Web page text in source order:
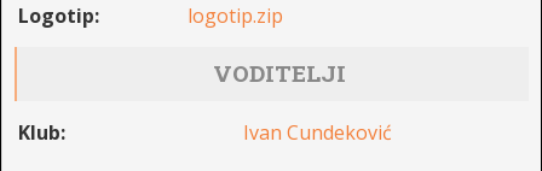
Logotip:
logotip.zip
VODITELJI
Klub: Ivan Cundeković